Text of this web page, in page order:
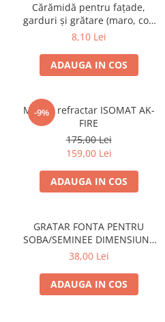
Cărămidă pentru fațade,
garduri și grătare (maro, colț
rotunjit) – 250 × 120 × 65 mm
8,10 Lei
ADAUGA IN COS
-9%
Mortar refractar ISOMAT AK-
FIRE
175,00 Lei
159,00 Lei
ADAUGA IN COS
GRATAR FONTA PENTRU
SOBA/SEMINEE DIMENSIUNE
250x170 mm
38,00 Lei
ADAUGA IN COS